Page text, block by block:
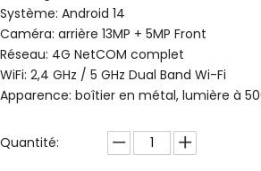
Système: Android 14
Caméra: arrière 13MP + 5MP Front
Réseau: 4G NetCOM complet
WiFi: 2,4 GHz / 5 GHz Dual Band Wi-Fi
Apparence: boîtier en métal, lumière à
Quantité: